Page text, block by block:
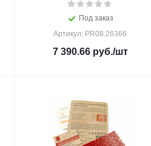
Под заказ
Артикул: PR08.26366
7 390.66руб./шт